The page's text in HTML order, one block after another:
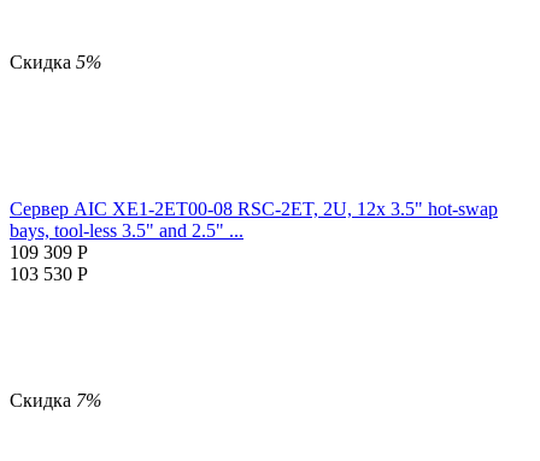
Скидка 5%
Сервер AIC XE1-2ET00-08 RSC-2ET, 2U, 12x 3.5" hot-swap
bays, tool-less 3.5" and 2.5" ...
109 309 Р
103 530 Р
Скидка 7%